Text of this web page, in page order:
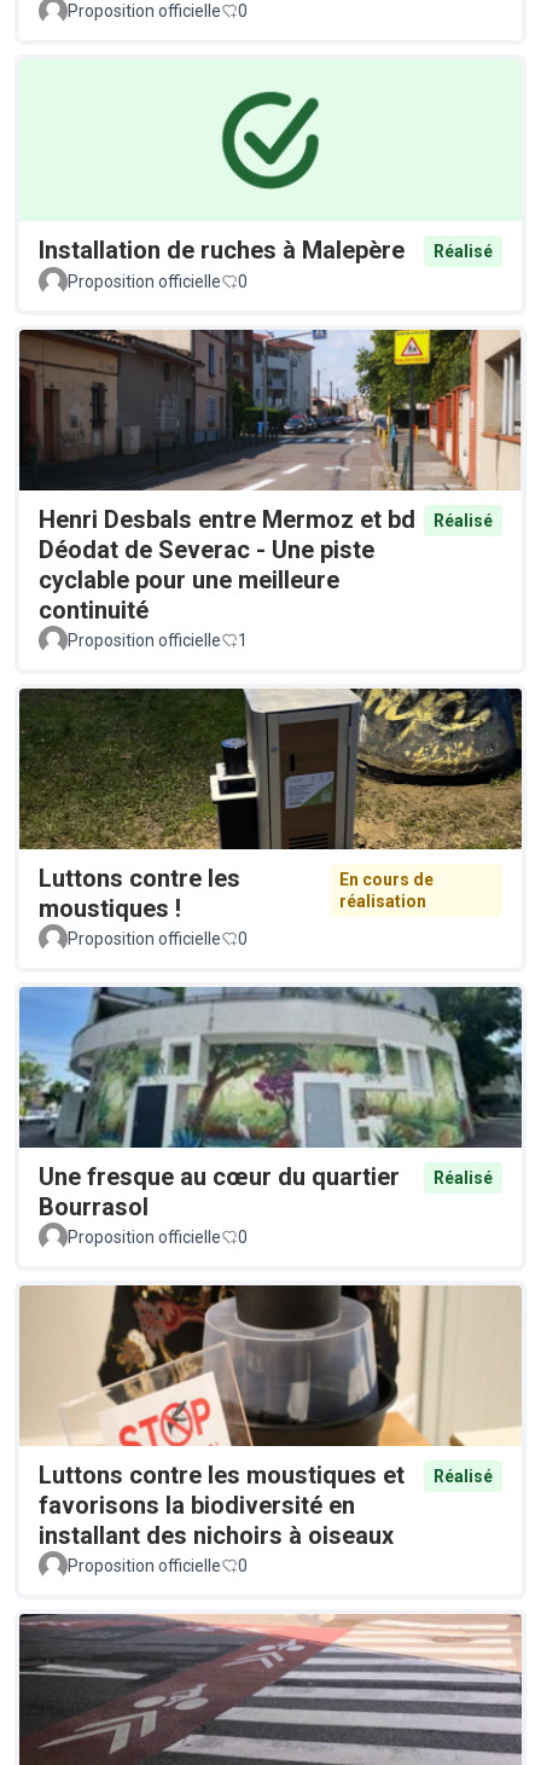
Proposition officielle 0
Installation de ruches à Malepère
Réalisé
Proposition officielle
0
Henri Desbals entre Mermoz et bd
Déodat de Severac - Une piste
cyclable pour une meilleure
continuité
Réalisé
Proposition officielle 1
Luttons contre les
moustiques !
En cours de
réalisation
Proposition officielle
0
Une fresque au cœur du quartier
Bourrasol
Réalisé
Proposition officielle 0
Luttons contre les moustiques et
favorisons la biodiversité en
installant des nichoirs à oiseaux
Réalisé
Proposition officielle 0